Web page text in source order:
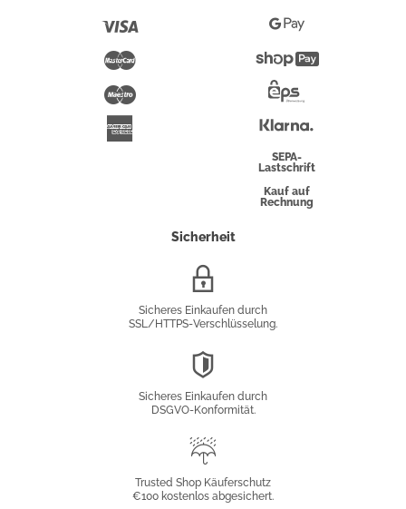
Maestro
Pay
Google
Pay
Überweisung
SEPA-
Lastschrift
Kauf auf
Rechnung
Sicherheit
Sicheres Einkaufen durch
SSL/HTTPS-Verschlüsselung.
Sicheres Einkaufen durch
DSGVO-Konformität.
Käuferschutz
Trusted Shop Käuferschutz
€100 kostenlos abgesichert.